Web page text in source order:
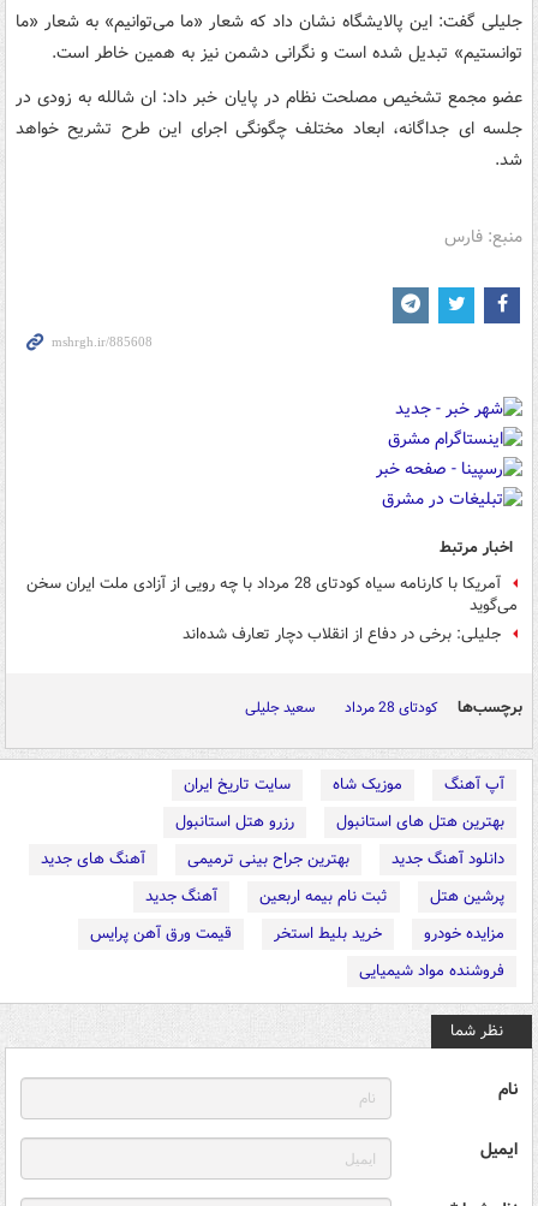
جلیلی گفت: این پالایشگاه نشان داد که شعار «ما می‌توانیم» به شعار «ما
توانستیم» تبدیل شده است و نگرانی دشمن نیز به همین خاطر است.
عضو مجمع تشخیص مصلحت نظام در پایان خبر داد: ان شالله به زودی در
جلسه ای جداگانه، ابعاد مختلف چگونگی اجرای این طرح تشریح خواهد
شد.
منبع: فارس
اخبار مرتبط
آمریکا با کارنامه سیاه کودتای 28 مرداد با چه رویی از آزادی ملت ایران سخن
می‌گوید
جلیلی: برخی در دفاع از انقلاب دچار تعارف شده‌اند
برچسب‌ها کودتای 28 مرداد سعید جلیلی
آپ آهنگ موزیک شاه
سایت تاریخ ایران
بهترین هتل های استانبول
رزرو هتل استانبول
دانلود آهنگ جدید
بهترین جراح بینی ترمیمی
آهنگ های جدید
پرشین هتل
ثبت نام بیمه اربعین
آهنگ جدید
مزایده خودرو
خرید بلیط استخر
قیمت ورق آهن پرایس
فروشنده مواد شیمیایی
نظر شما
نام
ایمیل